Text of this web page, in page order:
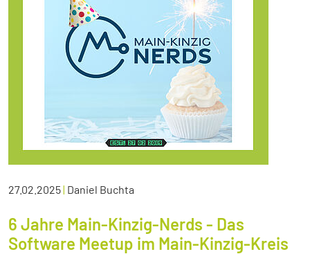
27.02.2025| Daniel Buchta
6 Jahre Main-Kinzig-Nerds - Das
Software Meetup im Main-Kinzig-Kreis